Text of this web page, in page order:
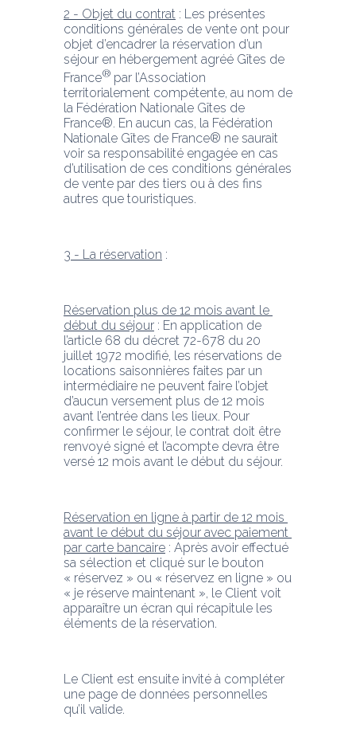
2 - Objet du contrat : Les présentes
conditions générales de vente ont pour
objet d’encadrer la réservation d’un
séjour en hébergement agréé Gîtes de
France® par l’Association
territorialement compétente, au nom de
la Fédération Nationale Gîtes de
France®. En aucun cas, la Fédération
Nationale Gîtes de France® ne saurait
voir sa responsabilité engagée en cas
d’utilisation de ces conditions générales
de vente par des tiers ou à des fins
autres que touristiques.
3 - La réservation :
Réservation plus de 12 mois avant le
début du séjour : En application de
l’article 68 du décret 72-678 du 20
juillet 1972 modifié, les réservations de
locations saisonnières faites par un
intermédiaire ne peuvent faire l’objet
d’aucun versement plus de 12 mois
avant l’entrée dans les lieux. Pour
confirmer le séjour, le contrat doit être
renvoyé signé et l’acompte devra être
versé 12 mois avant le début du séjour.
Réservation en ligne à partir de 12 mois
avant le début du séjour avec paiement
par carte bancaire : Après avoir effectué
sa sélection et cliqué sur le bouton
« réservez » ou « réservez en ligne » ou
« je réserve maintenant », le Client voit
apparaître un écran qui récapitule les
éléments de la réservation.
Le Client est ensuite invité à compléter
une page de données personnelles
qu’il valide.